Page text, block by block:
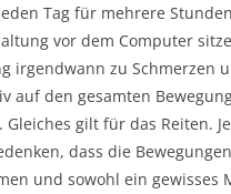
Tag für mehrere
vor dem Computer
irgendwann zu Schmerzen
auf den gesamten
Gleiches gilt für das Reiten.
dass die
und sowohl ein gewisses